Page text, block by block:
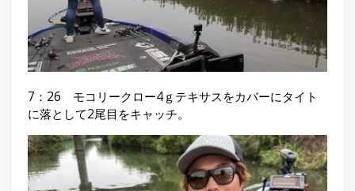
7：26 モコリークロー4ｇテキサスをカバーにタイト
に落として2尾目をキャッチ。